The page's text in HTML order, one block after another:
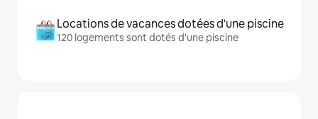
Locations de vacances dotées d'une piscine
120 logements sont dotés d'une piscine